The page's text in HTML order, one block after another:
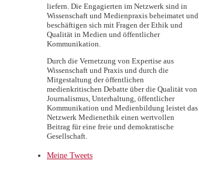
liefern. Die Engagierten im Netzwerk sind in
Wissenschaft und Medienpraxis beheimatet und
beschäftigen sich mit Fragen der Ethik und
Qualität in Medien und öffentlicher
Kommunikation.
Durch die Vernetzung von Expertise aus
Wissenschaft und Praxis und durch die
Mitgestaltung der öffentlichen
medienkritischen Debatte über die Qualität von
Journalismus, Unterhaltung, öffentlicher
Kommunikation und Medienbildung leistet das
Netzwerk Medienethik einen wertvollen
Beitrag für eine freie und demokratische
Gesellschaft.
Meine Tweets